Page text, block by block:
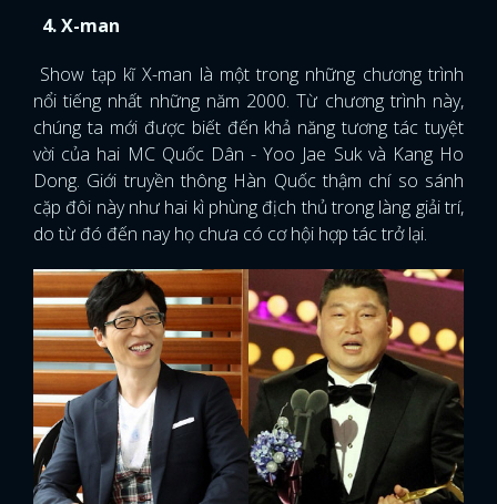
4. X-man
Show tạp kĩ X-man là một trong những chương trình
nổi tiếng nhất những năm 2000. Từ chương trình này,
chúng ta mới được biết đến khả năng tương tác tuyệt
vời của hai MC Quốc Dân - Yoo Jae Suk và Kang Ho
Dong. Giới truyền thông Hàn Quốc thậm chí so sánh
cặp đôi này như hai kì phùng địch thủ trong làng giải trí,
do từ đó đến nay họ chưa có cơ hội hợp tác trở lại.